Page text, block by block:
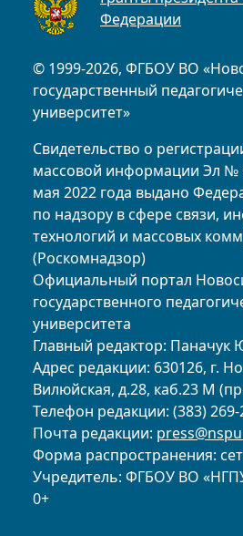
© 1999-2026, ФГБОУ ВО
государственный
университет»
Свидетельство о
массовой информации Эл №
мая 2022 года выдано
по надзору в сфере связи,
технологий и массовых
(Роскомнадзор)
Официальный портал
государственного
университета
Главный редактор: Паначук
Адрес редакции: 630126, г.
Вилюйская, д.28, каб.23 М
Телефон редакции: (383) 269-
Почта редакции:
Форма распространения:
Учредитель: ФГБОУ ВО
0+
Федерации